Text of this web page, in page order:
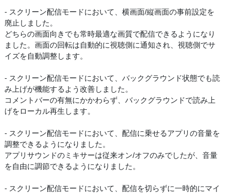
- スクリーン配信モードにおいて、横画面/縦画面の事前設定を
廃止しました。
どちらの画面向きでも常時最適な画質で配信できるようになり
ました。画面の回転は自動的に視聴側に通知され、視聴側でサ
イズを自動調整します。
- スクリーン配信モードにおいて、バックグラウンド状態でも読
み上げが機能するよう改善しました。
コメントバーの有無にかかわらず、バックグラウンドで読み上
げをローカル再生します。
- スクリーン配信モードにおいて、配信に乗せるアプリの音量を
調整できるようになりました。
アプリサウンドのミキサーは従来オン/オフのみでしたが、音量
を自由に調節できるようになりました。
- スクリーン配信モードにおいて、配信を切らずに一時的にマイ